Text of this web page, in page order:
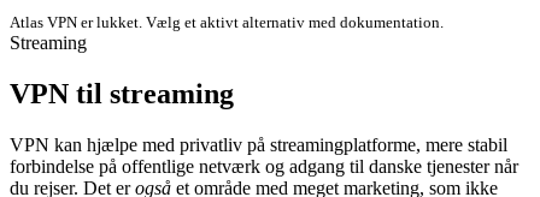
Atlas VPN er lukket. Vælg et aktivt alternativ med dokumentation.
Streaming
VPN til streaming
VPN kan hjælpe med privatliv på streamingplatforme, mere stabil
forbindelse på offentlige netværk og adgang til danske tjenester når
du rejser. Det erogså et område med meget marketing, som ikke